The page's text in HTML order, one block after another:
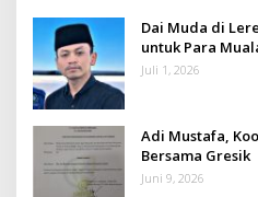
Dai Muda di
untuk Para
Juli 1, 2026
Adi Mustafa,
Bersama Gresik
Juni 9, 2026